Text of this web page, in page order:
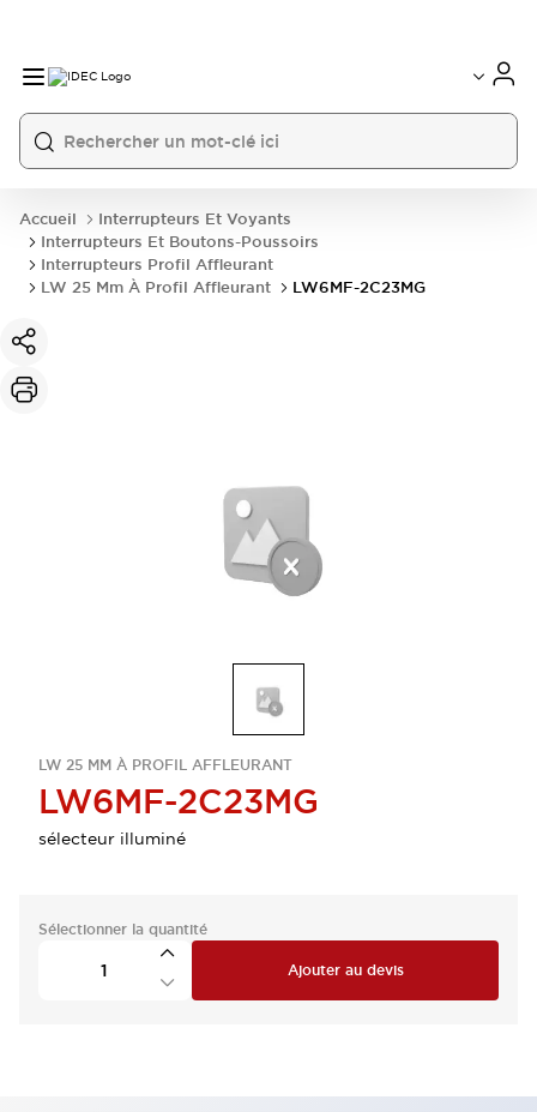
Accueil
Interrupteurs Et Voyants
Interrupteurs Et Boutons-Poussoirs
Interrupteurs Profil Affleurant
LW 25 Mm À Profil Affleurant
LW6MF-2C23MG
LW 25 MM À PROFIL AFFLEURANT
LW6MF-2C23MG
sélecteur illuminé
Sélectionner la quantité
Ajouter au devis